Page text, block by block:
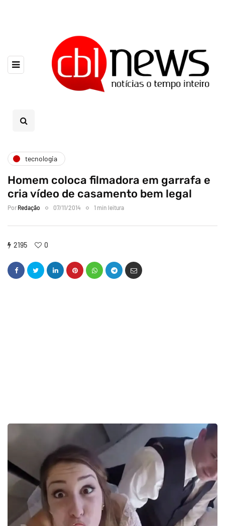
tecnologia
Homem coloca filmadora em garrafa e
cria vídeo de casamento bem legal
Por Redação 07/11/2014 1 min leitura
2195 0